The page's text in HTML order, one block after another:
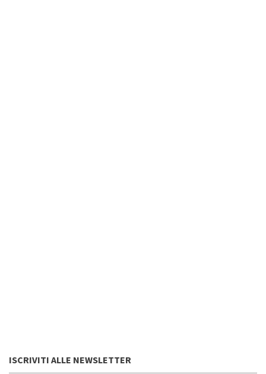
ISCRIVITI ALLE NEWSLETTER